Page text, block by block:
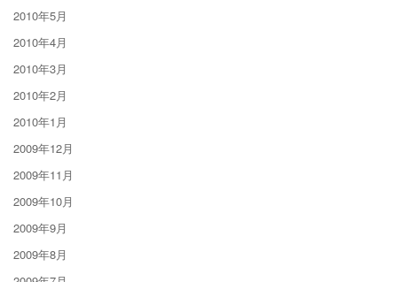
2010年5月
2010年4月
2010年3月
2010年2月
2010年1月
2009年12月
2009年11月
2009年10月
2009年9月
2009年8月